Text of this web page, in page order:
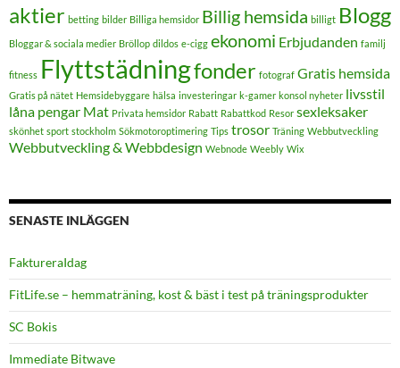
aktier betting bilder Billiga hemsidor Billig hemsida billigt Blogg
Bloggar & sociala medier Bröllop dildos e-cigg ekonomi Erbjudanden familj
fitness Flyttstädningfonder fotograf Gratis hemsida
Gratis på nätet Hemsidebyggare hälsa investeringar k-gamer konsol nyheter livsstil
låna pengar Mat Privata hemsidor Rabatt Rabattkod Resor sexleksaker
skönhet sport stockholm Sökmotoroptimering Tips trosor Träning Webbutveckling
Webbutveckling & Webbdesign Webnode Weebly Wix
SENASTE INLÄGGEN
FaktureraIdag
FitLife.se – hemmaträning, kost & bäst i test på träningsprodukter
SC Bokis
Immediate Bitwave